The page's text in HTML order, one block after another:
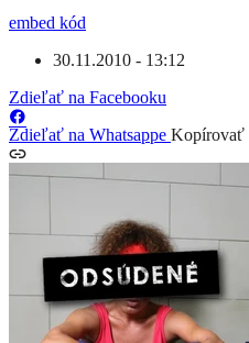
embed kód
30.11.2010 - 13:12
Zdieľať na Facebooku
Zdieľať na Whatsappe Kopírovať